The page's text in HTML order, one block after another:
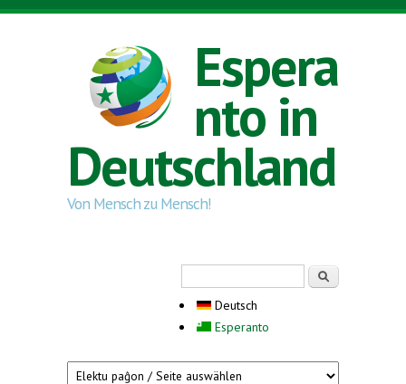
Direkt zum Inhalt
Espera
nto in
Deutschland
Von Mensch zu Mensch!
Deutsch
Esperanto